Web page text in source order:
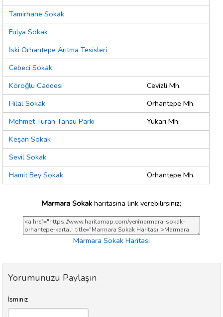
Tamirhane Sokak
Fulya Sokak
İski Orhantepe Arıtma Tesisleri
Cebeci Sokak
Köroğlu Caddesi
Cevizli Mh.
Hilal Sokak
Orhantepe Mh.
Mehmet Turan Tansu Parkı
Yukarı Mh.
Keşan Sokak
Sevil Sokak
Hamit Bey Sokak
Orhantepe Mh.
Marmara Sokak haritasına link verebilirsiniz;
Marmara Sokak Haritası
Yorumunuzu Paylaşın
İsminiz